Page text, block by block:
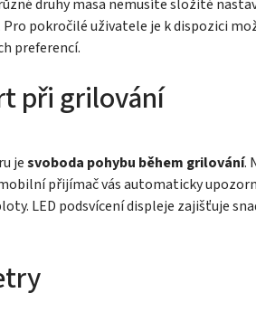
druhy masa nemusíte složitě
pokročilé uživatele je k dispozici
preferencí.
při grilování
jesvoboda pohybu během grilování.
přijímač vás automaticky
LED podsvícení displeje zajišťuje